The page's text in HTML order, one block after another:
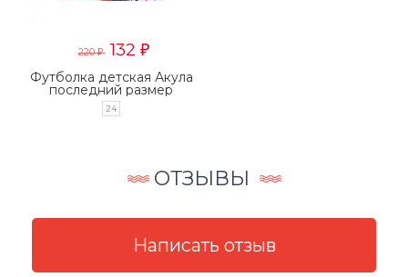
220₽ 132 ₽
Футболка детская Акула
последний размер
24
ОТЗЫВЫ